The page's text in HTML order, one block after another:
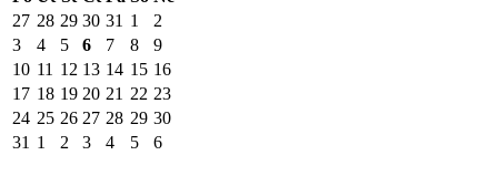
27 28 29 30 31 1
2
3
4 5 6 7 8
9
10 11 12 13 14 15 16
17 18 19 20 21 22 23
24 25 26 27 28 29 30
31 1 2 3 4 5 6